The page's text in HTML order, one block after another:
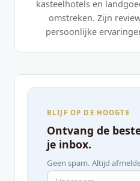
kasteelhotels en
omstreken. Zijn
persoonlijke
BLIJF OP DE HOOGTE
Ontvang de
je inbox.
Geen spam. Altijd